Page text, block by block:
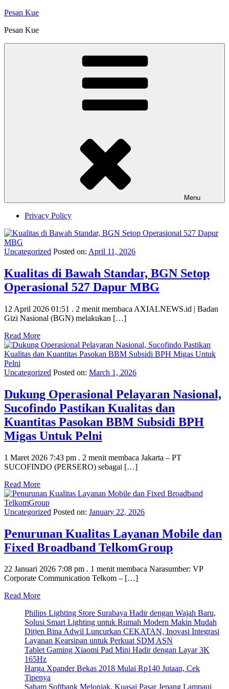
Skip
content
Pesan Kue
Pesan Kue
Menu
Privacy Policy
Uncategorized Posted on: April 11, 2026
Kualitas di Bawah Standar, BGN Setop
Operasional 527 Dapur MBG
12 April 2026 01:51 . 2 menit membaca AXIALNEWS.id | Badan
Gizi Nasional (BGN) melakukan […]
Read More
Uncategorized Posted on: March 1, 2026
Dukung Operasional Pelayaran Nasional,
Sucofindo Pastikan Kualitas dan
Kuantitas Pasokan BBM Subsidi BPH
Migas Untuk Pelni
1 Maret 2026 7:43 pm . 2 menit membaca Jakarta – PT
SUCOFINDO (PERSERO) sebagai […]
Read More
Uncategorized Posted on: January 22, 2026
Penurunan Kualitas Layanan Mobile dan
Fixed Broadband TelkomGroup
22 Januari 2026 7:08 pm . 1 menit membaca Narasumber: VP
Corporate Communication Telkom – […]
Read More
Philips Lighting Store Surabaya Hadir dengan Wajah Baru,
Solusi Smart Lighting untuk Rumah Modern Makin Mudah
Ditjen Bina Adwil Luncurkan CEKATAN, Inovasi Integrasi
Layanan Kearsipan untuk Perkuat SDM ASN
Tablet Gaming Xiaomi Pad Mini Hadir dengan Layar 3K
165Hz
Harga Xpander Bekas 2018 Mulai Rp140 Jutaan, Cek
Tipenya
Saham Softbank Melonjak, Kuasai Pasar Jepang Lampaui